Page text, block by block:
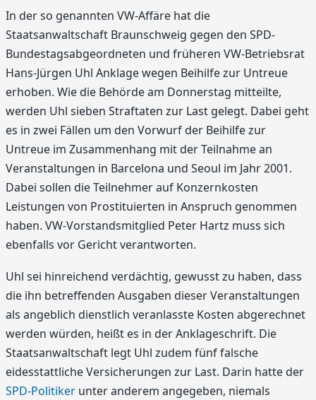
In der so genannten VW-Affäre hat die
Staatsanwaltschaft Braunschweig gegen den SPD-
Bundestagsabgeordneten und früheren VW-Betriebsrat
Hans-Jürgen Uhl Anklage wegen Beihilfe zur Untreue
erhoben. Wie die Behörde am Donnerstag mitteilte,
werden Uhl sieben Straftaten zur Last gelegt. Dabei geht
es in zwei Fällen um den Vorwurf der Beihilfe zur
Untreue im Zusammenhang mit der Teilnahme an
Veranstaltungen in Barcelona und Seoul im Jahr 2001.
Dabei sollen die Teilnehmer auf Konzernkosten
Leistungen von Prostituierten in Anspruch genommen
haben. VW-Vorstandsmitglied Peter Hartz muss sich
ebenfalls vor Gericht verantworten.
Uhl sei hinreichend verdächtig, gewusst zu haben, dass
die ihn betreffenden Ausgaben dieser Veranstaltungen
als angeblich dienstlich veranlasste Kosten abgerechnet
werden würden, heißt es in der Anklageschrift. Die
Staatsanwaltschaft legt Uhl zudem fünf falsche
eidesstattliche Versicherungen zur Last. Darin hatte der
SPD-Politiker unter anderem angegeben, niemals